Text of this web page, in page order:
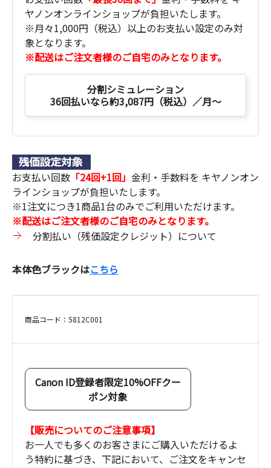
ヤノンオンラインショップが負担いたします。
※月々1,000円（税込）以上のお支払い設定のみ対
象となります。
※配送はご注文者様のご自宅のみとなります。
分割シミュレーション
36回払いなら約3,087円（税込）／月～
お支払い回数 「24回+1回」 金利・手数料を キヤノンオン
ラインショップが負担いたします。
※1注文につき1商品1台のみでご利用いただけます。
※配送はご注文者様のご自宅のみとなります。
分割払い（残価設定クレジット）について
本体色ブラックはこちら
商品コード：5812C001
Canon ID登録者限定10%OFFクー
ポン対象
【販売についてのご注意事項】
お一人でも多くのお客さまにご購入いただけるよ
う特約に基づき、下記において、ご注文をキャンセ